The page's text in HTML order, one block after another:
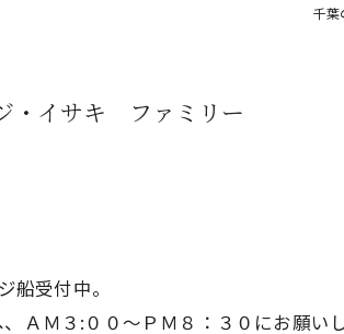
千葉
・イサキ ファミリー
船受付中。
ＡＭ３:００～ＰＭ８：３０にお願いし